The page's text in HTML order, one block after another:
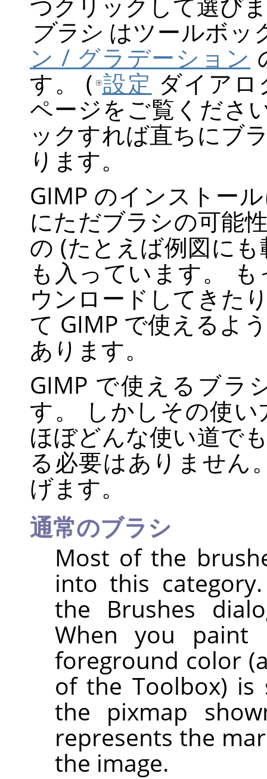
ブラシ はツールボッ
ン / グラデーション
す。 ( 設定 ダイアロ
ページをご覧くださ
ックすれば直ちにブ
ります。
GIMP のインストー
にただブラシの可能
の (たとえば例図に
も入っています。
ウンロードしてきた
て GIMP で使えるよ
あります。
GIMP で使えるブラ
す。 しかしその使
ほぼどんな使い道で
る必要はありません
げます。
通常のブラシ
Most of the
into this
the Brushes
When you paint
foreground color
of the Toolbox)
the pixmap
represents the
the image.